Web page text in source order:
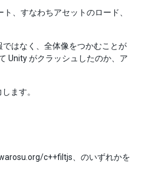
、すなわちアセットのロード、
はなく、全体像をつかむことが
Unity がクラッシュしたのか、ア
ます。
c++filtjs、のいずれかを